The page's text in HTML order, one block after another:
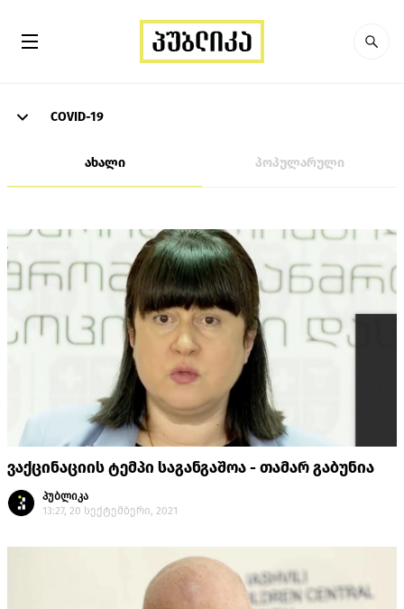
COVID-19
ახალი პოპულარული
ვაქცინაციის ტემპი საგანგაშოა - თამარ გაბუნია
პუბლიკა
13:27, 20 სექტემბერი, 2021